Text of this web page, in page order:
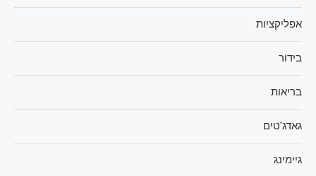
אפליקציות
בידור
בריאות
גאדג'טים
גיימינג